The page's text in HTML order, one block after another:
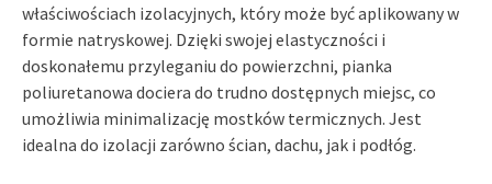
właściwościach izolacyjnych, który może być aplikowany w
formie natryskowej. Dzięki swojej elastyczności i
doskonałemu przyleganiu do powierzchni, pianka
poliuretanowa dociera do trudno dostępnych miejsc, co
umożliwia minimalizację mostków termicznych. Jest
idealna do izolacji zarówno ścian, dachu, jak i podłóg.